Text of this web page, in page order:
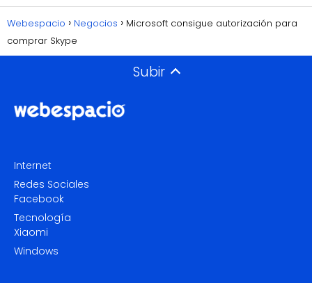
Webespacio Negocios
Microsoft consigue autorización para
comprar Skype
Subir
Internet
Redes Sociales
Facebook
Tecnología
Xiaomi
Windows